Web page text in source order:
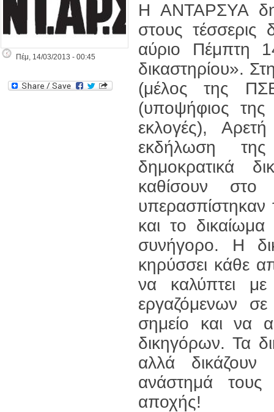
Πέμ, 14/03/2013 - 00:45
Η ΑΝΤΑΡΣΥΑ
στους τέσσερις
αύριο Πέμπτη
δικαστηρίου».
(μέλος της
(υποψήφιος της
εκλογές),
εκδήλωση
δημοκρατικά
καθίσουν στο
και το
συνήγορο. Η
κηρύσσει κάθε
να καλύπτει
εργαζόμενων
σημείο και να
δικηγόρων. Τα
αλλά
ανάστημά τους
αποχής!